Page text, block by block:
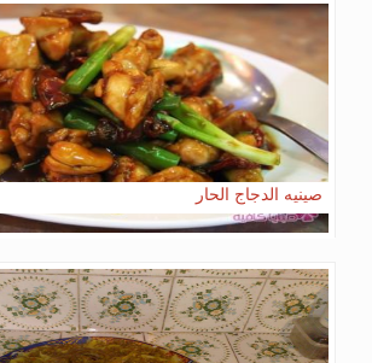
صينيه الدجاج الحار